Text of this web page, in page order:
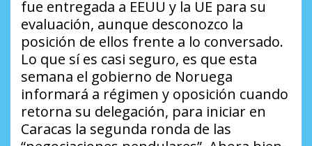
fue entregada a EEUU y la UE para su
evaluación, aunque desconozco la
posición de ellos frente a lo conversado.
Lo que sí es casi seguro, es que esta
semana el gobierno de Noruega
informará a régimen y oposición cuando
retorna su delegación, para iniciar en
Caracas la segunda ronda de las